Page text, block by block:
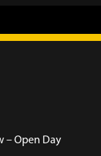
– Open Day